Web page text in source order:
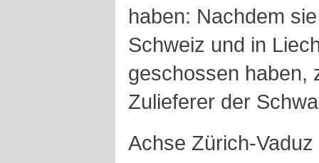
haben: Nachdem
Schweiz und in
geschossen haben,
Zulieferer der
Achse Zürich-